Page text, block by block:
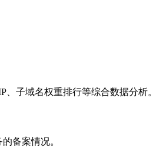
子域名权重排行等综合数据分析。
备案情况。